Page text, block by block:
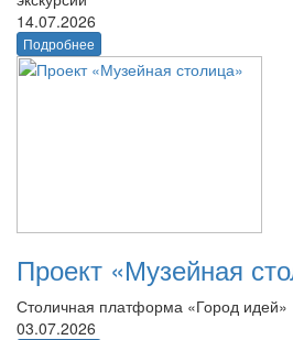
14.07.2026
Подробнее
Проект «Музейная
Столичная платформа «Город идей»
03.07.2026